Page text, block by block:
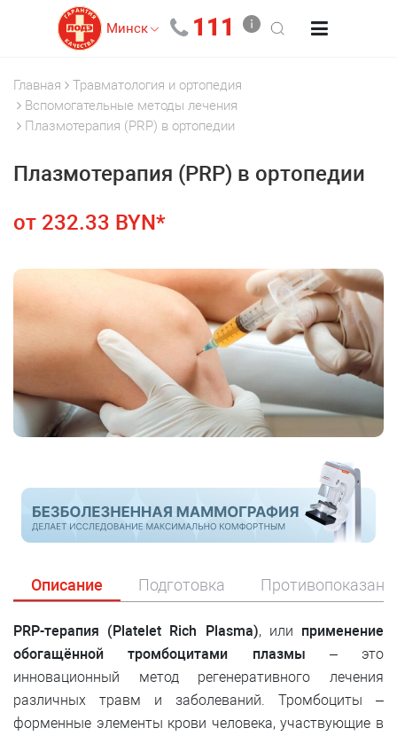
Минск 111
Главная
Травматология и ортопедия
Вспомогательные методы лечения
Плазмотерапия (PRP) в ортопедии
Плазмотерапия (PRP) в ортопедии
от 232.33 BYN*
Описание Подготовка
PRP-терапия (Platelet Rich Plasma), или применение
обогащённой тромбоцитами плазмы – это
инновационный метод регенеративного лечения
различных травм и заболеваний. Тромбоциты –
форменные элементы крови человека, участвующие в